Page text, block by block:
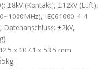
±8kV (Kontakt), ±12kV (Luft),
IEC61000-4-4
Datenanschluss: ±2kV,
x 107.1 x 53.5 mm